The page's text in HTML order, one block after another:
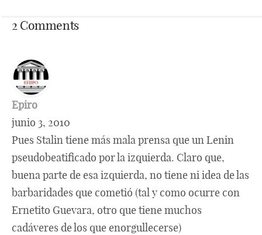
2 Comments
Epiro
junio 3, 2010
Pues Stalin tiene más mala prensa que un Lenin
pseudobeatificado por la izquierda. Claro que,
buena parte de esa izquierda, no tiene ni idea de las
barbaridades que cometió (tal y como ocurre con
Ernetito Guevara, otro que tiene muchos
cadáveres de los que enorgullecerse)